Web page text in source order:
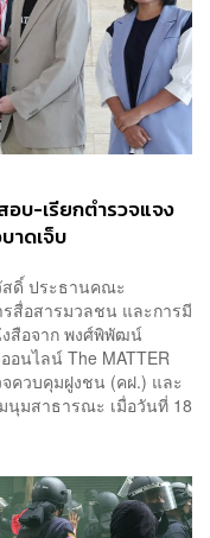
อบ-เรียกตำรวจแจง
าดเจ็บ
ดิ์ ประธานคณะ
สื่อสารมวลชน และการมี
สือจาก พงศ์พิพัฒน์
นไลน์ The MATTER
ควบคุมฝูงชน (คฝ.) และ
มสาธารณะ เมื่อวันที่ 18